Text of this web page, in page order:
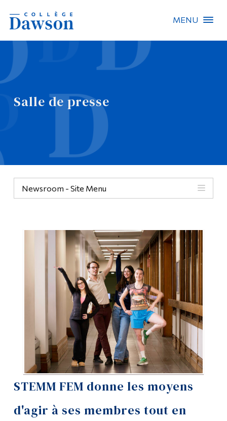
MENU
Salle de presse
Newsroom - Site Menu
STEMM FEM donne les moyens
d'agir à ses membres tout en
Recherche sur le site
Recherche de personnes
EN
Omnivox
Liens rapides
Outils
Liens
Menu principal
Programmes
Formation continue
Admissions
La vie à Dawson
Qui vous êtes
Futurs étudiants